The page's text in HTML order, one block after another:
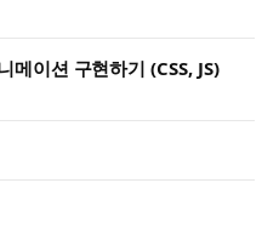
이션 구현하기 (CSS, JS)